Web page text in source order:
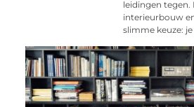
leidingen tegen.
interieurbouw
slimme keuze: